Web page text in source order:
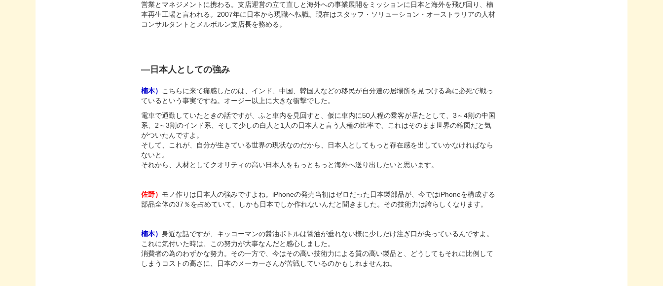
営業とマネジメントに携わる。支店運営の立て直しと海外への事業展開をミッションに日本と海外を飛び回り、楠
本再生工場と言われる。2007年に日本から現職へ転職。現在はスタッフ・ソリューション・オーストラリアの人材
コンサルタントとメルボルン支店長を務める。
―日本人としての強み
楠本） こちらに来て痛感したのは、インド、中国、韓国人などの移民が自分達の居場所を見つける為に必死で戦っ
ているという事実ですね。オージー以上に大きな衝撃でした。
電車で通勤していたときの話ですが、ふと車内を見回すと、仮に車内に50人程の乗客が居たとして、3～4割の中国
系、2～3割のインド系、そして少しの白人と1人の日本人と言う人種の比率で、これはそのまま世界の縮図だと気
がついたんですよ。
そして、これが、自分が生きている世界の現状なのだから、日本人としてもっと存在感を出していかなければなら
ないと。
それから、人材としてクオリティの高い日本人をもっともっと海外へ送り出したいと思います。
佐野） モノ作りは日本人の強みですよね。iPhoneの発売当初はゼロだった日本製部品が、今ではiPhoneを構成する
部品全体の37％を占めていて、しかも日本でしか作れないんだと聞きました。その技術力は誇らしくなります。
楠本）身近な話ですが、キッコーマンの醤油ボトルは醤油が垂れない様に少しだけ注ぎ口が尖っているんですよ。
これに気付いた時は、この努力が大事なんだと感心しました。
消費者の為のわずかな努力。その一方で、今はその高い技術力による質の高い製品と、どうしてもそれに比例して
しまうコストの高さに、日本のメーカーさんが苦戦しているのかもしれませんね。